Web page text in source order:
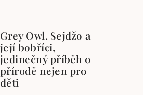
Grey Owl. Sejdžo a
její bobříci,
jedinečný příběh o
přírodě nejen pro
děti